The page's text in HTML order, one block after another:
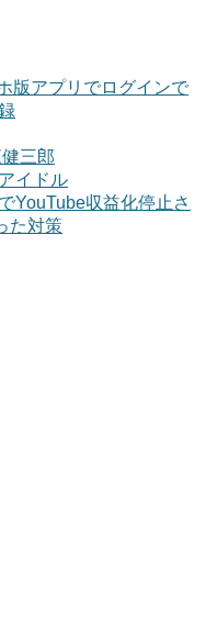
版アプリでログインで
三郎
イドル
YouTube収益化停止さ
た対策